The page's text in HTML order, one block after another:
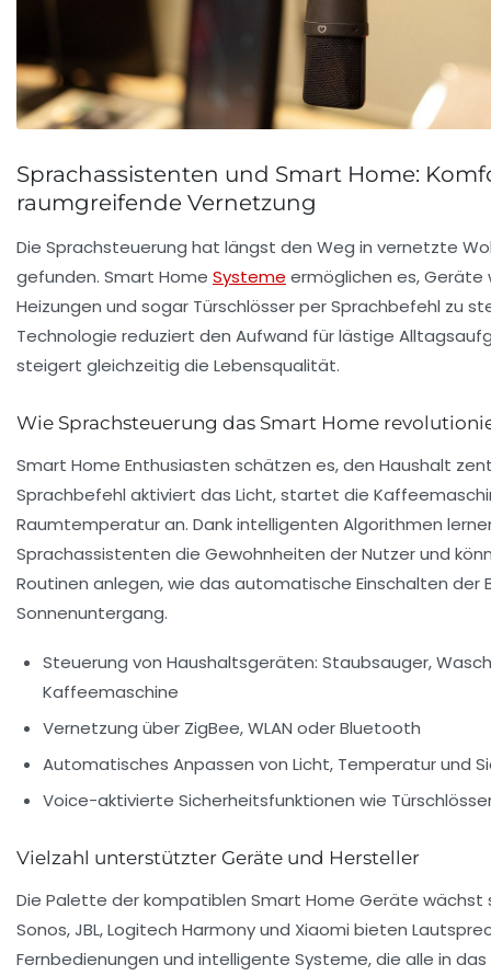
Sprachassistenten und Smart Home:
raumgreifende Vernetzung
Die Sprachsteuerung hat längst den Weg in vernetzte
gefunden. Smart Home Systeme ermöglichen es, Geräte
Heizungen und sogar Türschlösser per Sprachbefehl zu
Technologie reduziert den Aufwand für lästige
steigert gleichzeitig die Lebensqualität.
Wie Sprachsteuerung das Smart Home
Smart Home Enthusiasten schätzen es, den Haushalt
Sprachbefehl aktiviert das Licht, startet die
Raumtemperatur an. Dank intelligenten Algorithmen
Sprachassistenten die Gewohnheiten der Nutzer und
Routinen anlegen, wie das automatische Einschalten der
Sonnenuntergang.
Steuerung von Haushaltsgeräten: Staubsauger,
Kaffeemaschine
Vernetzung über ZigBee, WLAN oder Bluetooth
Automatisches Anpassen von Licht, Temperatur und
Voice-aktivierte Sicherheitsfunktionen wie
Vielzahl unterstützter Geräte und Hersteller
Die Palette der kompatiblen Smart Home Geräte wächst
Sonos, JBL, Logitech Harmony und Xiaomi bieten
Fernbedienungen und intelligente Systeme, die alle in das